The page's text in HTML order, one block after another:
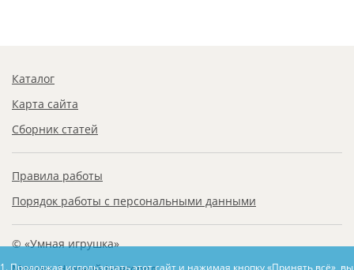
Каталог
Карта сайта
Сборник статей
Правила работы
Порядок работы с персональными данными
© «Умная игрушка»
1. Продолжая использовать этот сайт и нажимая кнопку «Принять всё»,